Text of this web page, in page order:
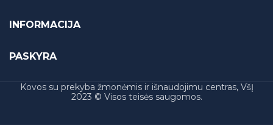
INFORMACIJA
PASKYRA
Kovos su prekyba žmonėmis ir išnaudojimu centras, VšĮ
2023 © Visos teisės saugomos.